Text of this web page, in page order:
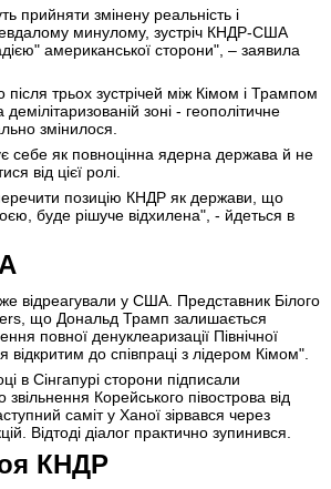
змінену реальність і
минулому, зустріч КНДР-США
американської сторони", – заявила
трьох зустрічей між Кімом і Трампом
демілітаризованій зоні - геополітичне
змінилося.
себе як повноцінна ядерна держава й не
від цієї ролі.
позицію КНДР як держави, що
буде рішуче відхилена", - йдеться в
відреагували у США. Представник Білого
що Дональд Трамп залишається
повної денуклеаризації Північної
відкритим до співпраці з лідером Кімом".
в Сінгапурі сторони підписали
Корейського півострова від
саміт у Ханої зірвався через
Відтоді діалог практично зупинився.
КНДР